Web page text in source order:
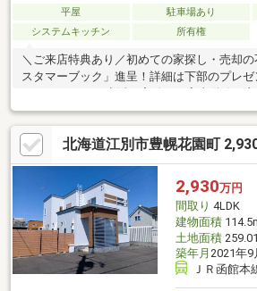
平屋 駐車場あり
システムキッチン
所有権
＼ご来店特典あり／初めての家探し・売却
スタマーブック」進呈！詳細は下部のプレゼ
広々約158坪の敷地で、ガーデニングやドッ
しめます。●ウォークインクローゼット、シ
ト、パントリー、物置を備えた収納豊富な設
様で、毎日の家事負担を軽減し、忙しい朝
します。●継ぎ目が少なくお手入れがしやす
キッチンを採用。●LOW-E複層ガラスやエ
室内環境とランニングコスト軽減を両立。
北海道江別市豊幌花園町
2,930万円
間取り 4LDK
建物面積
土地面積
築年月 2021年9
ＪＲ函館本